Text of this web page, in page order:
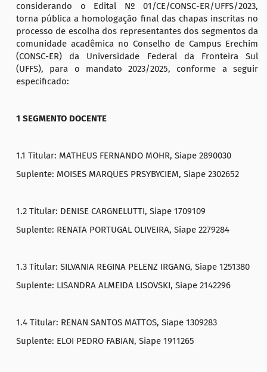
considerando o Edital Nº 01/CE/CONSC-ER/UFFS/2023,
torna pública a homologação final das chapas inscritas no
processo de escolha dos representantes dos segmentos da
comunidade acadêmica no Conselho de Campus Erechim
(CONSC-ER) da Universidade Federal da Fronteira Sul
(UFFS), para o mandato 2023/2025, conforme a seguir
especificado:
1 SEGMENTO DOCENTE
1.1 Titular: MATHEUS FERNANDO MOHR, Siape 2890030
Suplente: MOISES MARQUES PRSYBYCIEM, Siape 2302652
1.2 Titular: DENISE CARGNELUTTI, Siape 1709109
Suplente: RENATA PORTUGAL OLIVEIRA, Siape 2279284
1.3 Titular: SILVANIA REGINA PELENZ IRGANG, Siape 1251380
Suplente: LISANDRA ALMEIDA LISOVSKI, Siape 2142296
1.4 Titular: RENAN SANTOS MATTOS, Siape 1309283
Suplente: ELOI PEDRO FABIAN, Siape 1911265